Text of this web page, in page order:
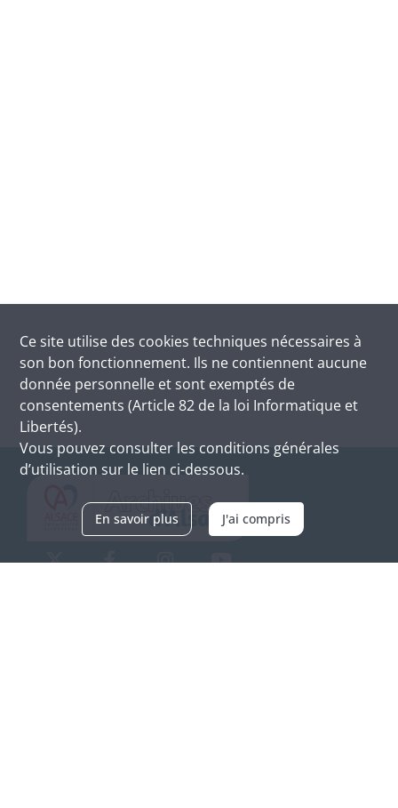
Ce site utilise des cookies techniques nécessaires à
son bon fonctionnement. Ils ne contiennent aucune
donnée personnelle et sont exemptés de
consentements (Article 82 de la loi Informatique et
Libertés).
Vous pouvez consulter les conditions générales
d’utilisation sur le lien ci-dessous.
En savoir plus J'ai compris